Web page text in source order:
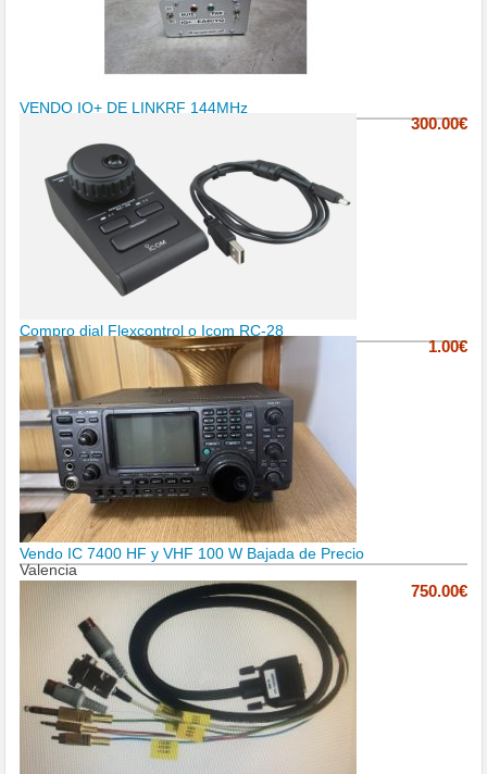
VENDO IQ+ DE LINKRF 144MHz
300.00€
Compro dial Flexcontrol o Icom RC-28
1.00€
Vendo IC 7400 HF y VHF 100 W Bajada de Precio
Valencia
750.00€